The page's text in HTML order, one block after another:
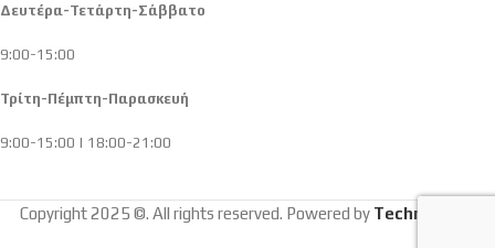
Δευτέρα-Τετάρτη-Σάββατο
9:00-15:00
Τρίτη-Πέμπτη-Παρασκευή
9:00-15:00 | 18:00-21:00
Copyright 2025 ©. All rights reserved. Powered by Technogate